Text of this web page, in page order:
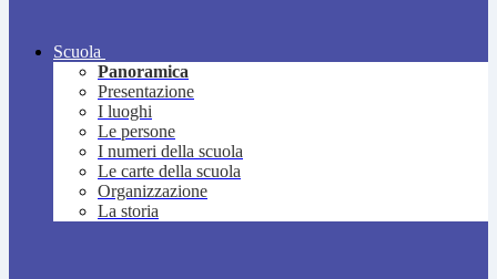
Scuola
Panoramica
Presentazione
I luoghi
Le persone
I numeri della scuola
Le carte della scuola
Organizzazione
La storia